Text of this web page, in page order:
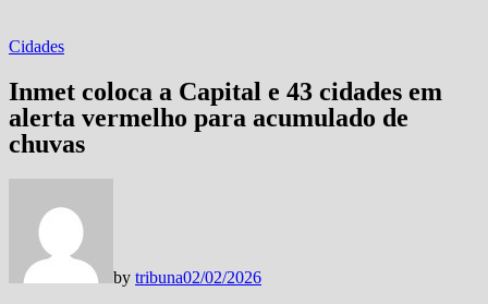
Cidades
Inmet coloca a Capital e 43 cidades em
alerta vermelho para acumulado de
chuvas
by tribuna02/02/2026